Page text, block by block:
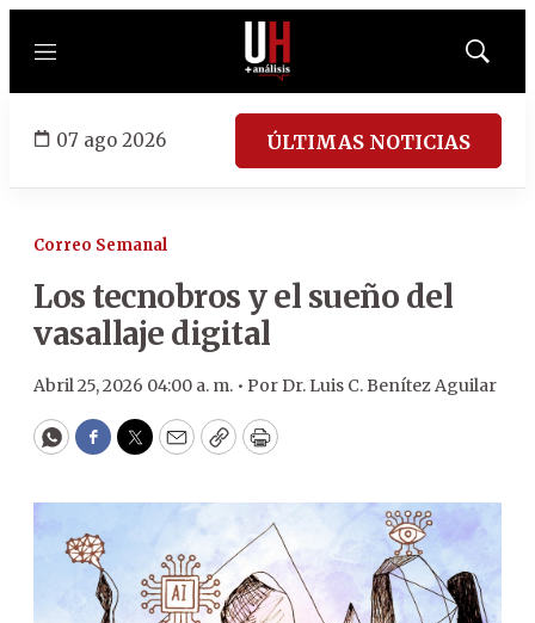
Menú
Mostrar
07 ago 2026 ÚLTIMAS NOTICIAS
Correo Semanal
Los tecnobros y el sueño del
vasallaje digital
Abril 25, 2026 04:00 a. m. • PorDr. Luis C. Benítez Aguilar
WhatsApp
Facebook
Twitter
EmailCopyPrint